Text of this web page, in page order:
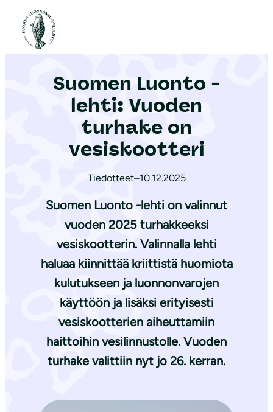
Etusivu
Suomen Luonto -
lehti: Vuoden
turhake on
vesiskootteri
Tiedotteet–10.12.2025
Suomen Luonto -lehti on valinnut
vuoden 2025 turhakkeeksi
vesiskootterin. Valinnalla lehti
haluaa kiinnittää kriittistä huomiota
kulutukseen ja luonnonvarojen
käyttöön ja lisäksi erityisesti
vesiskootterien aiheuttamiin
haittoihin vesilinnustolle. Vuoden
turhake valittiin nyt jo 26. kerran.